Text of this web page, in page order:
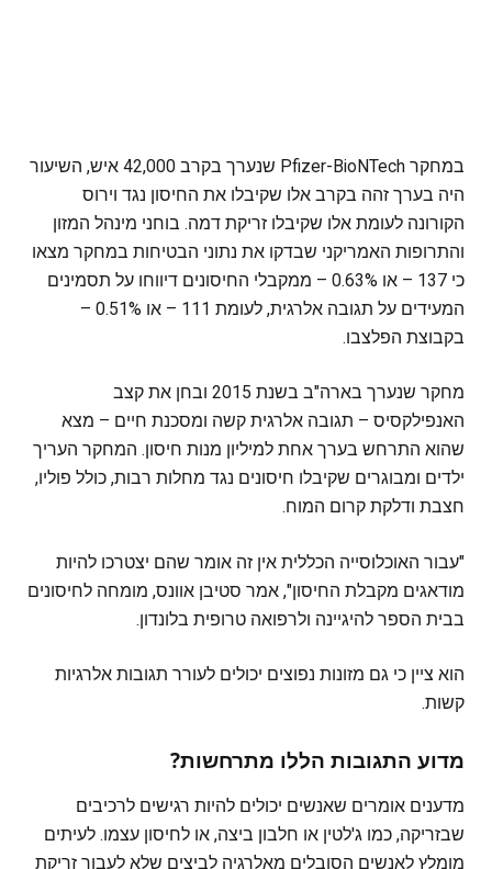
במחקר Pfizer-BioNTech שנערך בקרב 42,000 איש, השיעור
היה בערך זהה בקרב אלו שקיבלו את החיסון נגד וירוס
הקורונה לעומת אלו שקיבלו זריקת דמה. בוחני מינהל המזון
והתרופות האמריקני שבדקו את נתוני הבטיחות במחקר מצאו
כי 137 – או 0.63% – ממקבלי החיסונים דיווחו על תסמינים
המעידים על תגובה אלרגית, לעומת 111 – או 0.51% –
בקבוצת הפלצבו.
מחקר שנערך בארה"ב בשנת 2015 ובחן את קצב
האנפילקסיס – תגובה אלרגית קשה ומסכנת חיים – מצא
שהוא התרחש בערך אחת למיליון מנות חיסון. המחקר העריך
ילדים ומבוגרים שקיבלו חיסונים נגד מחלות רבות, כולל פוליו,
חצבת ודלקת קרום המוח.
"עבור האוכלוסייה הכללית אין זה אומר שהם יצטרכו להיות
מודאגים מקבלת החיסון", אמר סטיבן אוונס, מומחה לחיסונים
בבית הספר להיגיינה ולרפואה טרופית בלונדון.
הוא ציין כי גם מזונות נפוצים יכולים לעורר תגובות אלרגיות
קשות.
מדוע התגובות הללו מתרחשות?
מדענים אומרים שאנשים יכולים להיות רגישים לרכיבים
שבזריקה, כמו ג'לטין או חלבון ביצה, או לחיסון עצמו. לעיתים
מומלץ לאנשים הסובלים מאלרגיה לביצים שלא לעבור זריקת